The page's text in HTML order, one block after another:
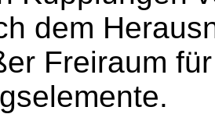
dem
Freiraum